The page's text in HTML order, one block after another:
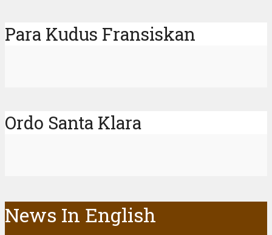
Para Kudus Fransiskan
Ordo Santa Klara
News In English